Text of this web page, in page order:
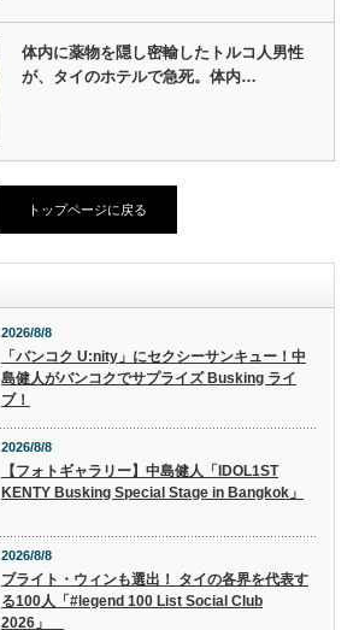
体内に薬物を隠し密輸したトルコ人男性
が、タイのホテルで急死。体内…
トップページに戻る
2026/8/8
「バンコク U:nity」にセクシーサンキュー！中
島健人がバンコクでサプライズ Busking ライ
ブ！
2026/8/8
【フォトギャラリー】中島健人「IDOL1ST
KENTY Busking Special Stage in Bangkok」
2026/8/8
ブライト・ウィンも選出！ タイの各界を代表す
る100人「#legend 100 List Social Club
2026」